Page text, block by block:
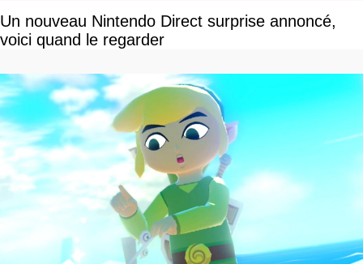
Un nouveau Nintendo Direct surprise annoncé,
voici quand le regarder